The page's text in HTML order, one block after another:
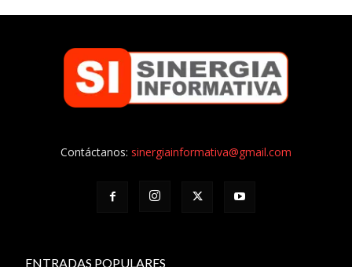
Contáctanos: sinergiainformativa@gmail.com
ENTRADAS POPULARES